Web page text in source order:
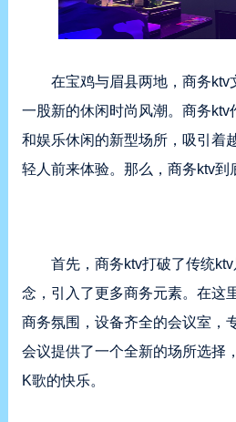
在宝鸡与眉县两地，商务ktv
一股新的休闲时尚风潮。商务ktv
和娱乐休闲的新型场所，吸引着
轻人前来体验。那么，商务ktv到
首先，商务ktv打破了传统
念，引入了更多商务元素。在这
商务氛围，设备齐全的会议室，
会议提供了一个全新的场所选择
K歌的快乐。